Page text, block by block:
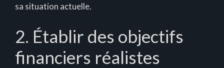
sa situation actuelle.
2. Établir des objectifs
financiers réalistes